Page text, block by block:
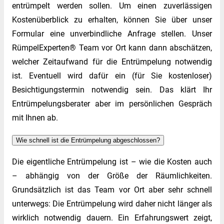
entrümpelt werden sollen. Um einen zuverlässigen
Kostenüberblick zu erhalten, können Sie über unser
Formular eine unverbindliche Anfrage stellen. Unser
RümpelExperten® Team vor Ort kann dann abschätzen,
welcher Zeitaufwand für die Entrümpelung notwendig
ist. Eventuell wird dafür ein (für Sie kostenloser)
Besichtigungstermin notwendig sein. Das klärt Ihr
Entrümpelungsberater aber im persönlichen Gespräch
mit Ihnen ab.
Wie schnell ist die Entrümpelung abgeschlossen?
Die eigentliche Entrümpelung ist – wie die Kosten auch
– abhängig von der Größe der Räumlichkeiten.
Grundsätzlich ist das Team vor Ort aber sehr schnell
unterwegs: Die Entrümpelung wird daher nicht länger als
wirklich notwendig dauern. Ein Erfahrungswert zeigt,